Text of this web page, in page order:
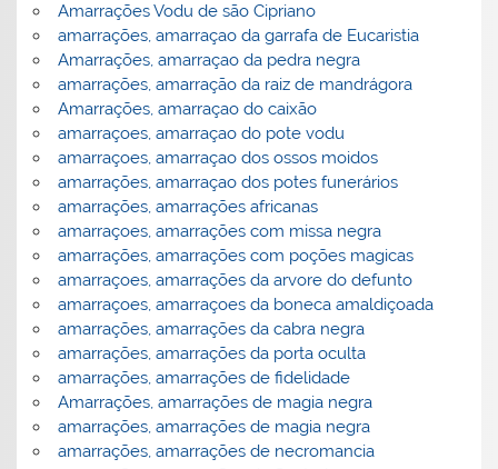
Amarrações Vodu de são Cipriano
amarrações, amarraçao da garrafa de Eucaristia
Amarrações, amarraçao da pedra negra
amarrações, amarração da raiz de mandrágora
Amarrações, amarraçao do caixão
amarraçoes, amarraçao do pote vodu
amarraçoes, amarraçao dos ossos moidos
amarrações, amarraçao dos potes funerários
amarrações, amarrações africanas
amarraçoes, amarrações com missa negra
amarrações, amarrações com poções magicas
amarraçoes, amarrações da arvore do defunto
amarraçoes, amarraçoes da boneca amaldiçoada
amarrações, amarrações da cabra negra
amarrações, amarrações da porta oculta
amarrações, amarrações de fidelidade
Amarrações, amarrações de magia negra
amarrações, amarrações de magia negra
amarrações, amarrações de necromancia